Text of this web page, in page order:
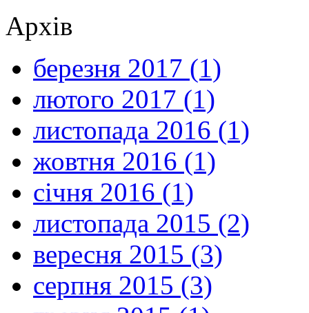
Архів
березня 2017 (1)
лютого 2017 (1)
листопада 2016 (1)
жовтня 2016 (1)
січня 2016 (1)
листопада 2015 (2)
вересня 2015 (3)
серпня 2015 (3)